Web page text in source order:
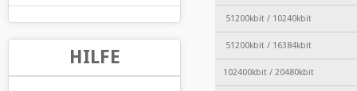
51200kbit / 10240kbit
51200kbit / 16384kbit
102400kbit / 20480kbit
HILFE